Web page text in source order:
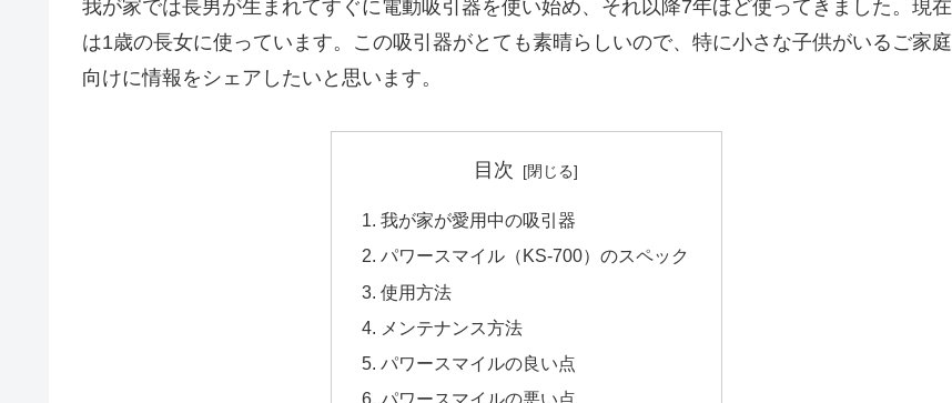
我が家では長男が生まれてすぐに電動吸引器を使い始め、それ以降7年ほど使ってきました。現在
は1歳の長女に使っています。この吸引器がとても素晴らしいので、特に小さな子供がいるご家庭
向けに情報をシェアしたいと思います。
目次
我が家が愛用中の吸引器
パワースマイル（KS-700）のスペック
使用方法
メンテナンス方法
パワースマイルの良い点
パワースマイルの悪い点